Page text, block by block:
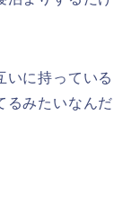
いに持っている
るみたいなんだ